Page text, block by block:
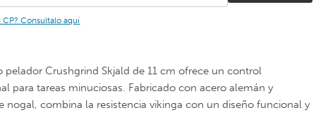
CP? Consultalo aquí
pelador Crushgrind Skjald de 11 cm ofrece un control
para tareas minuciosas. Fabricado con acero alemán y
nogal, combina la resistencia vikinga con un diseño funcional y